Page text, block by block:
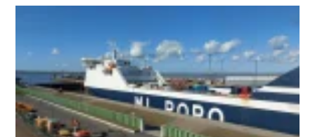
Fachlisten
Informationen für Schülerinnen,
Schüler und Studierende
Projekte für Schülerinnen und Schüler
START.ING. Das Studierenden Praxis-
Programm